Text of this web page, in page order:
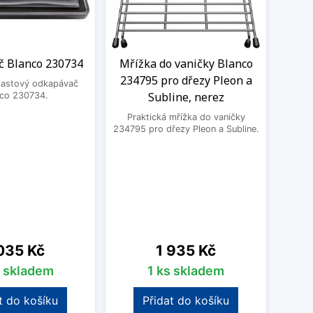
Blanco 230734
odkapávač
230734.
Kč
skladem
do košíku
Mřížka do vaničky Blanco
234795 pro dřezy Pleon a
Subline, nerez
Praktická mřížka do vaničky
234795 pro dřezy Pleon a Subline.
Cena
1 935 Kč
1 ks skladem
Přidat do košíku